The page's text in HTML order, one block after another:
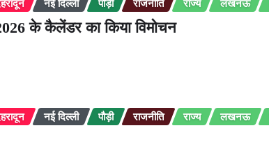
2026 के कैलेंडर का किया विमोचन
नई दिल्ली पौड़ी राजनीति राज्य लखनऊ